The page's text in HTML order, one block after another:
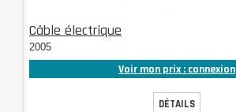
Câble électrique
2005
Voir mon prix : connexion
DÉTAILS